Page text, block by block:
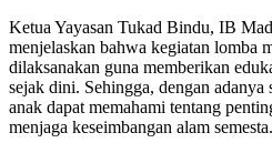
Ketua Yayasan Tukad Bindu, IB
menjelaskan bahwa kegiatan lomba
dilaksanakan guna memberikan
sejak dini. Sehingga, dengan adanya
anak dapat memahami tentang
menjaga keseimbangan alam semesta.